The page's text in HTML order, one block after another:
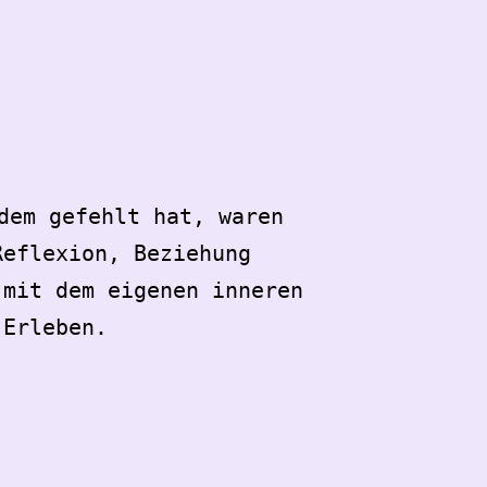
gefehlt hat, waren
Beziehung
mit dem eigenen inneren
Erleben.